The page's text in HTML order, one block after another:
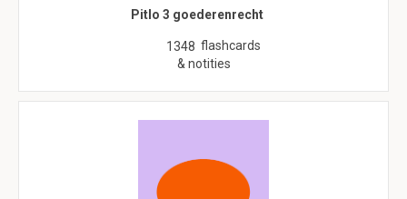
Pitlo 3 goederenrecht
1348 flashcards
& notities